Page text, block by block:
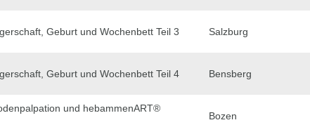
Geburt und Wochenbett Teil 3 Salzburg
Geburt und Wochenbett Teil 4 Bensberg
und hebammenART®
Bozen